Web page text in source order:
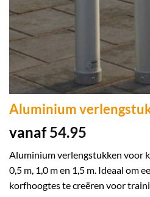
Aluminium
vanaf54.95
Aluminium verlengstukken voor
0,5 m, 1,0 m en 1,5 m. Ideaal om
korfhoogtes te creëren voor